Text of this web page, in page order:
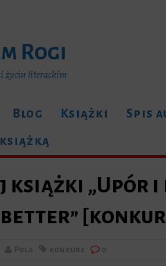
Rogi
życiu literackim
Blog Książki Spis
książki „Upór